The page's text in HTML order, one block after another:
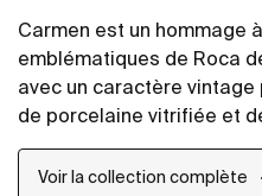
Carmen est un hommage
emblématiques de Roca
avec un caractère
de porcelaine vitrifiée et
de salle de bains.
Voir la collection complète